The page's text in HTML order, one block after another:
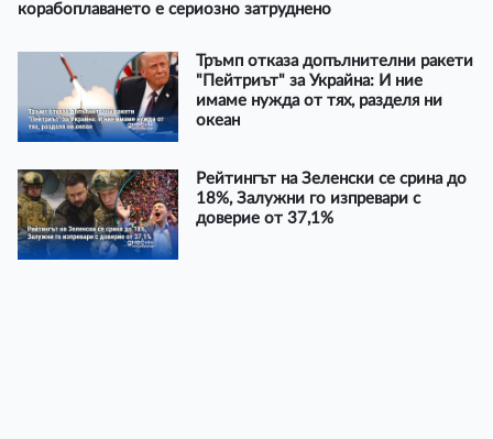
корабоплаването е сериозно затруднено
Тръмп отказа допълнителни ракети
"Пейтриът" за Украйна: И ние
имаме нужда от тях, разделя ни
океан
Рейтингът на Зеленски се срина до
18%, Залужни го изпревари с
доверие от 37,1%